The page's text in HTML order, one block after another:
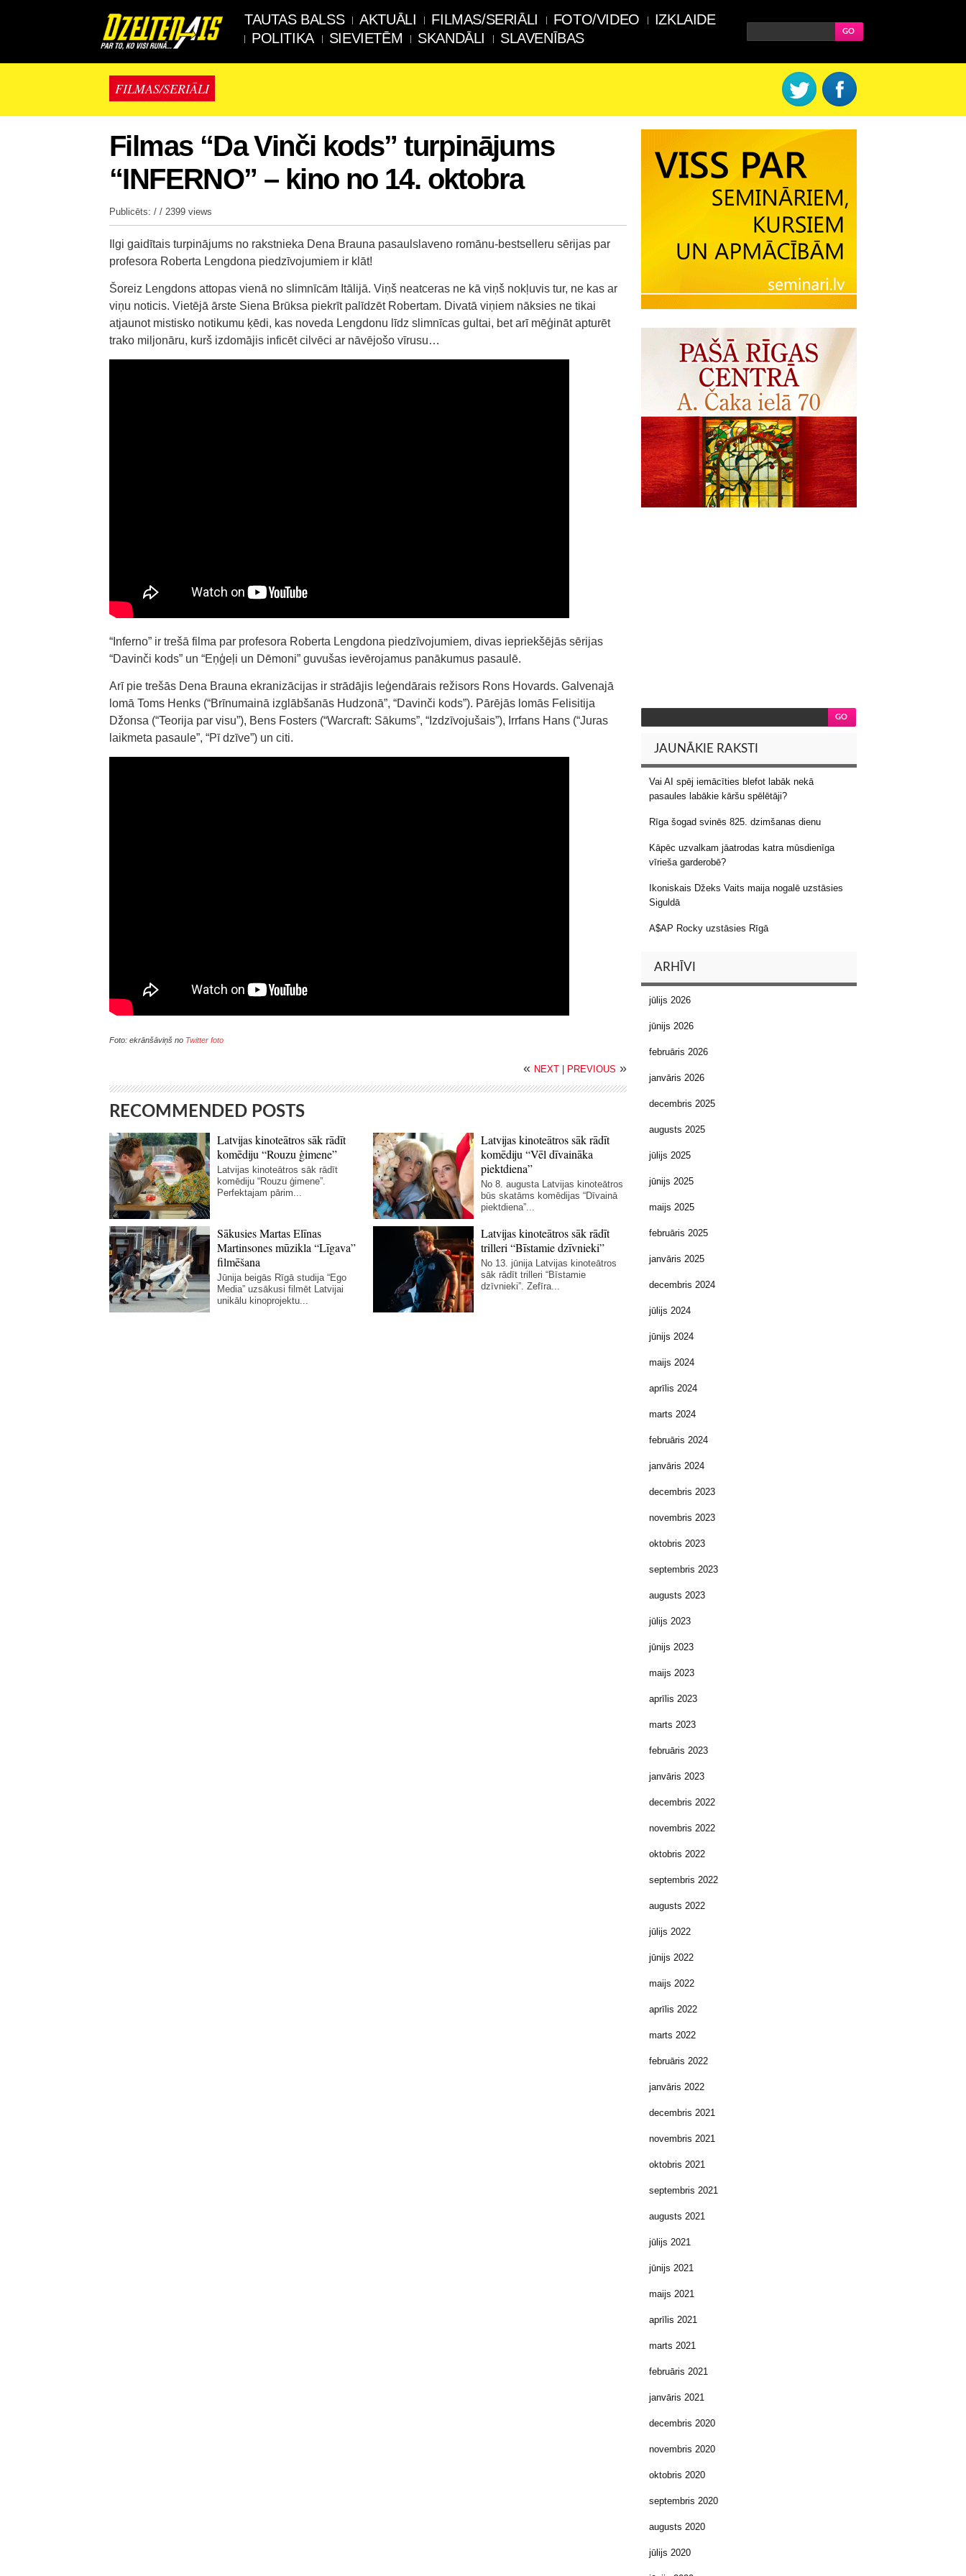
TAUTAS BALSS AKTUĀLI FILMAS/SERIĀLI FOTO/VIDEO
IZKLAIDE
POLITIKA
SIEVIETĒM SKANDĀLI SLAVENĪBAS
FILMAS/SERIĀLI
Filmas “Da Vinči kods” turpinājums
“INFERNO” – kino no 14. oktobra
Publicēts: / / 2399 views
Ilgi gaidītais turpinājums no rakstnieka Dena Brauna pasaulslaveno romānu-bestselleru sērijas par
profesora Roberta Lengdona piedzīvojumiem ir klāt!
Šoreiz Lengdons attopas vienā no slimnīcām Itālijā. Viņš neatceras ne kā viņš nokļuvis tur, ne kas ar
viņu noticis. Vietējā ārste Siena Brūksa piekrīt palīdzēt Robertam. Divatā viņiem nāksies ne tikai
atjaunot mistisko notikumu ķēdi, kas noveda Lengdonu līdz slimnīcas gultai, bet arī mēģināt apturēt
trako miljonāru, kurš izdomājis inficēt cilvēci ar nāvējošo vīrusu…
“Inferno” ir trešā filma par profesora Roberta Lengdona piedzīvojumiem, divas iepriekšējās sērijas
“Davinči kods” un “Eņģeļi un Dēmoni” guvušas ievērojamus panākumus pasaulē.
Arī pie trešās Dena Brauna ekranizācijas ir strādājis leģendārais režisors Rons Hovards. Galvenajā
lomā Toms Henks (“Brīnumainā izglābšanās Hudzonā”, “Davinči kods”). Pārējās lomās Felisitija
Džonsa (“Teorija par visu”), Bens Fosters (“Warcraft: Sākums”, “Izdzīvojušais”), Irrfans Hans (“Juras
laikmeta pasaule”, “Pī dzīve”) un citi.
Foto: ekrānšāviņš no Twitter foto
« NEXT PREVIOUS »
RECOMMENDED POSTS
Latvijas kinoteātros sāk rādīt
komēdiju “Rouzu ģimene”
Latvijas kinoteātros sāk rādīt
komēdiju “Rouzu ģimene”.
Perfektajam pārim...
Latvijas kinoteātros sāk rādīt
komēdiju “Vēl dīvaināka
piektdiena”
No 8. augusta Latvijas kinoteātros
būs skatāms komēdijas “Dīvainā
piektdiena”...
Sākusies Martas Elīnas
Martinsones mūzikla “Līgava”
filmēšana
Jūnija beigās Rīgā studija “Ego
Media” uzsākusi filmēt Latvijai
unikālu kinoprojektu...
Latvijas kinoteātros sāk rādīt
trilleri “Bīstamie dzīvnieki”
No 13. jūnija Latvijas kinoteātros
sāk rādīt trilleri “Bīstamie
dzīvnieki”. Zefīra...
JAUNĀKIE RAKSTI
Vai AI spēj iemācīties blefot labāk nekā
pasaules labākie kāršu spēlētāji?
Rīga šogad svinēs 825. dzimšanas dienu
Kāpēc uzvalkam jāatrodas katra mūsdienīga
vīrieša garderobē?
Ikoniskais Džeks Vaits maija nogalē uzstāsies
Siguldā
A$AP Rocky uzstāsies Rīgā
ARHĪVI
jūlijs 2026
jūnijs 2026
februāris 2026
janvāris 2026
decembris 2025
augusts 2025
jūlijs 2025
jūnijs 2025
maijs 2025
februāris 2025
janvāris 2025
decembris 2024
jūlijs 2024
jūnijs 2024
maijs 2024
aprīlis 2024
marts 2024
februāris 2024
janvāris 2024
decembris 2023
novembris 2023
oktobris 2023
septembris 2023
augusts 2023
jūlijs 2023
jūnijs 2023
maijs 2023
aprīlis 2023
marts 2023
februāris 2023
janvāris 2023
decembris 2022
novembris 2022
oktobris 2022
septembris 2022
augusts 2022
jūlijs 2022
jūnijs 2022
maijs 2022
aprīlis 2022
marts 2022
februāris 2022
janvāris 2022
decembris 2021
novembris 2021
oktobris 2021
septembris 2021
augusts 2021
jūlijs 2021
jūnijs 2021
maijs 2021
aprīlis 2021
marts 2021
februāris 2021
janvāris 2021
decembris 2020
novembris 2020
oktobris 2020
septembris 2020
augusts 2020
jūlijs 2020